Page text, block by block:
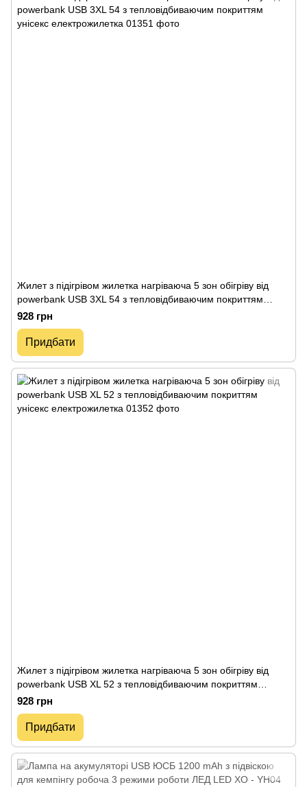
Жилет з підігрівом жилетка нагріваюча 5 зон обігріву від
powerbank USB 3XL 54 з тепловідбиваючим покриттям
унісекс електрожилетка
928 грн
Придбати
Жилет з підігрівом жилетка нагріваюча 5 зон обігріву від
powerbank USB XL 52 з тепловідбиваючим покриттям
унісекс електрожилетка
928 грн
Придбати